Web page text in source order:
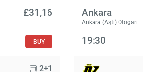
£‎31,16
BUY
Ankara
Ankara (Aşti) Otogarı
19:30
2+1